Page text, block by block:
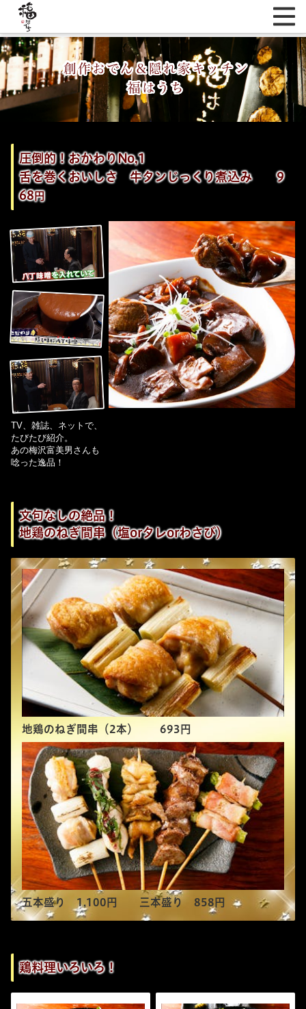
創作おでん＆隠れ家キッチン
福はうち
圧倒的！おかわりNo,1
舌を巻くおいしさ 牛タンじっくり煮込み 9
68円
TV、雑誌、ネットで、
たびたび紹介。
あの梅沢富美男さんも
唸った逸品！
文句なしの絶品！
地鶏のねぎ間串（塩orタレorわさび）
地鶏のねぎ間串（2本） 693円
五本盛り 1,100円 三本盛り 858円
鶏料理いろいろ！